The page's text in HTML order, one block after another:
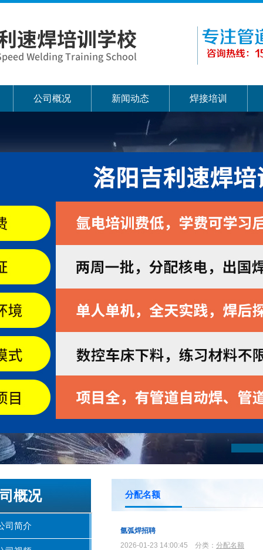
公司概况 新闻动态 焊接培训
分配名额
氩弧焊招聘
2026-01-23 14:00:45
分类： 分配名额
概况
司简介